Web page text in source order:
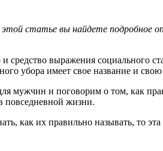
статье вы найдете подробное
средство выражения социального
убора имеет свое название и
мужчин и поговорим о том, как
повседневной жизни.
как их правильно называть, то